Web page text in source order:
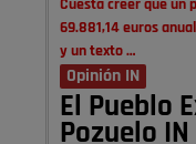
Cuesta creer que un
69.881,14 euros
y un texto …
Opinión IN
El Pueblo
Pozuelo